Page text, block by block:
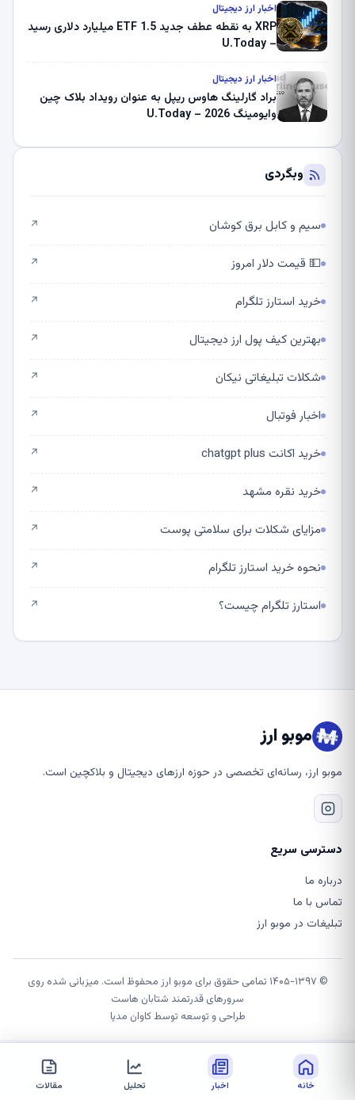
اخبار ارز دیجیتال
XRP به نقطه عطف جدید ETF 1.5 میلیارد دلاری رسید
– U.Today
اخبار ارز دیجیتال
براد گارلینگ هاوس ریپل به عنوان رویداد بلاک چین
وایومینگ 2026 – U.Today
وبگردی
سیم و کابل برق کوشان ↗
💵 قیمت دلار امروز ↗
خرید استارز تلگرام ↗
بهترین کیف پول ارز دیجیتال ↗
شکلات تبلیغاتی نیکان ↗
اخبار فوتبال ↗
خرید اکانت chatgpt plus ↗
خرید نقره مشهد ↗
مزایای شکلات برای سلامتی پوست ↗
نحوه خرید استارز تلگرام ↗
استارز تلگرام چیست؟ ↗
موبو ارز
موبو ارز، رسانه‌ای تخصصی در حوزه ارزهای دیجیتال و بلاکچین است.
دسترسی سریع
درباره ما
تماس با ما
تبلیغات در موبو ارز
© ۱۴۰۵-۱۳۹۷ تمامی حقوق برای موبو ارز محفوظ است. میزبانی شده روی
سرورهای قدرتمند شتابان هاست
طراحی و توسعه توسطکاوان مدیا
خانه اخبار تحلیل مقالات